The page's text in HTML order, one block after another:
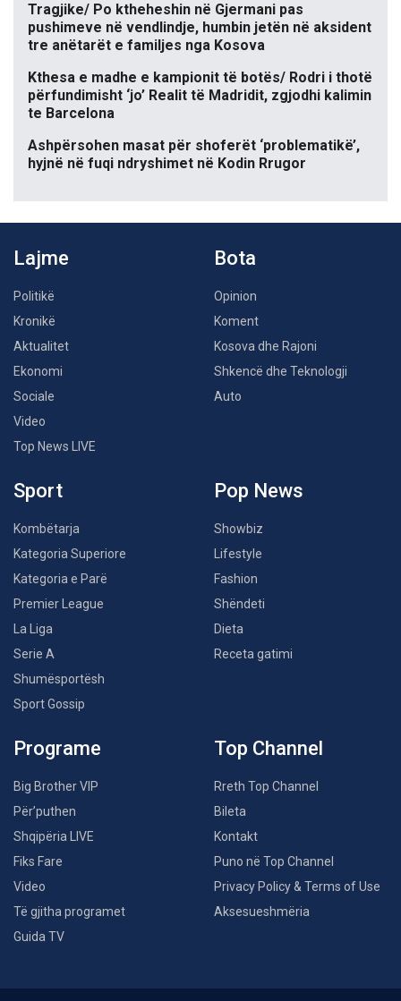
Tragjike/ Po ktheheshin në Gjermani pas
pushimeve në vendlindje, humbin jetën në aksident
tre anëtarët e familjes nga Kosova
Kthesa e madhe e kampionit të botës/ Rodri i thotë
përfundimisht ‘jo’ Realit të Madridit, zgjodhi kalimin
te Barcelona
Ashpërsohen masat për shoferët ‘problematikë’,
hyjnë në fuqi ndryshimet në Kodin Rrugor
Lajme
Politikë
Kronikë
Aktualitet
Ekonomi
Sociale
Video
Top News LIVE
Bota
Opinion
Koment
Kosova dhe Rajoni
Shkencë dhe Teknologji
Auto
Sport
Kombëtarja
Kategoria Superiore
Kategoria e Parë
Premier League
La Liga
Serie A
Shumësportësh
Sport Gossip
Pop News
Showbiz
Lifestyle
Fashion
Shëndeti
Dieta
Receta gatimi
Programe
Big Brother VIP
Për’puthen
Shqipëria LIVE
Fiks Fare
Video
Të gjitha programet
Guida TV
Top Channel
Rreth Top Channel
Bileta
Kontakt
Puno në Top Channel
Privacy Policy & Terms of Use
Aksesueshmëria